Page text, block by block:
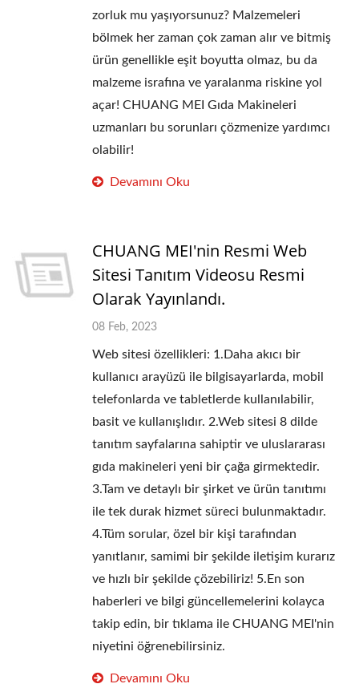
zorluk mu yaşıyorsunuz? Malzemeleri
bölmek her zaman çok zaman alır ve bitmiş
ürün genellikle eşit boyutta olmaz, bu da
malzeme israfına ve yaralanma riskine yol
açar! CHUANG MEI Gıda Makineleri
uzmanları bu sorunları çözmenize yardımcı
olabilir!
Devamını Oku
CHUANG MEI'nin Resmi Web
Sitesi Tanıtım Videosu Resmi
Olarak Yayınlandı.
08 Feb, 2023
Web sitesi özellikleri: 1.Daha akıcı bir
kullanıcı arayüzü ile bilgisayarlarda, mobil
telefonlarda ve tabletlerde kullanılabilir,
basit ve kullanışlıdır. 2.Web sitesi 8 dilde
tanıtım sayfalarına sahiptir ve uluslararası
gıda makineleri yeni bir çağa girmektedir.
3.Tam ve detaylı bir şirket ve ürün tanıtımı
ile tek durak hizmet süreci bulunmaktadır.
4.Tüm sorular, özel bir kişi tarafından
yanıtlanır, samimi bir şekilde iletişim kurarız
ve hızlı bir şekilde çözebiliriz! 5.En son
haberleri ve bilgi güncellemelerini kolayca
takip edin, bir tıklama ile CHUANG MEI'nin
niyetini öğrenebilirsiniz.
Devamını Oku